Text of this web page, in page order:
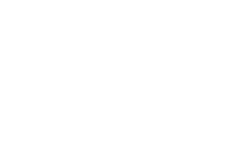
内＆設定した発送日数内に発送してい
に発送しています